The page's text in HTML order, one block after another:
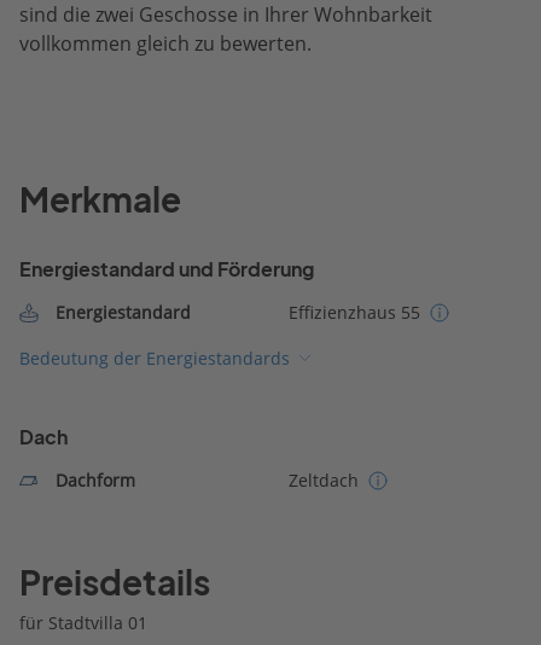
sind die zwei Geschosse in Ihrer Wohnbarkeit
vollkommen gleich zu bewerten.
Merkmale
Energiestandard und Förderung
Energiestandard
Effizienzhaus 55
Bedeutung der Energiestandards
Dach
Dachform Zeltdach
Preisdetails
für Stadtvilla 01